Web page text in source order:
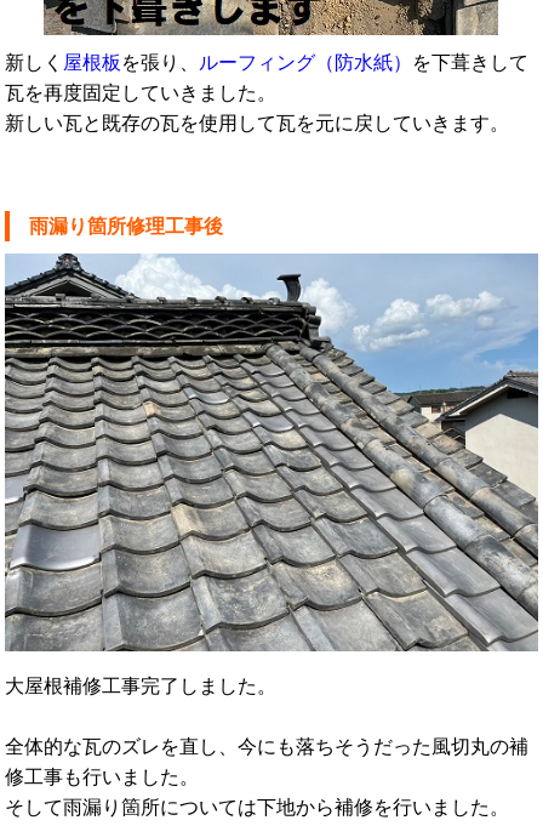
新しく 屋根板 を張り、 ルーフィング（防水紙） を下葺きして
瓦を再度固定していきました。
新しい瓦と既存の瓦を使用して瓦を元に戻していきます。
雨漏り箇所修理工事後
大屋根補修工事完了しました。
全体的な瓦のズレを直し、今にも落ちそうだった風切丸の補
修工事も行いました。
そして雨漏り箇所については下地から補修を行いました。